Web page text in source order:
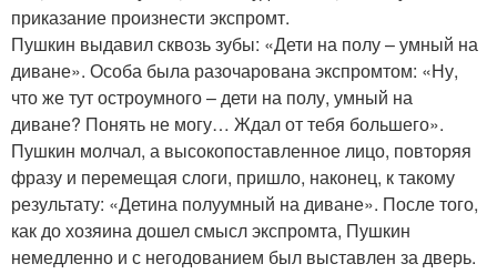
приказание произнести экспромт.
Пушкин выдавил сквозь зубы: «Дети на полу – умный на
диване». Особа была разочарована экспромтом: «Ну,
что же тут остроумного – дети на полу, умный на
диване? Понять не могу… Ждал от тебя большего».
Пушкин молчал, а высокопоставленное лицо, повторяя
фразу и перемещая слоги, пришло, наконец, к такому
результату: «Детина полуумный на диване». После того,
как до хозяина дошел смысл экспромта, Пушкин
немедленно и с негодованием был выставлен за дверь.